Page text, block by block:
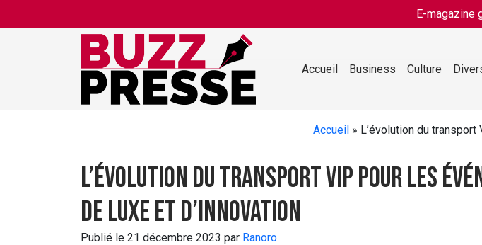
E-magazine
Accueil Business Culture
Accueil » L’évolution du
L’évolution du transport VIP pour les
de luxe et d’innovation
Publié le 21 décembre 2023 par Ranoro